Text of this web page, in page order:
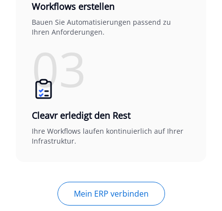
Workflows erstellen
Bauen Sie Automatisierungen passend zu
Ihren Anforderungen.
03
Cleavr erledigt den Rest
Ihre Workflows laufen kontinuierlich auf Ihrer
Infrastruktur.
Mein ERP verbinden